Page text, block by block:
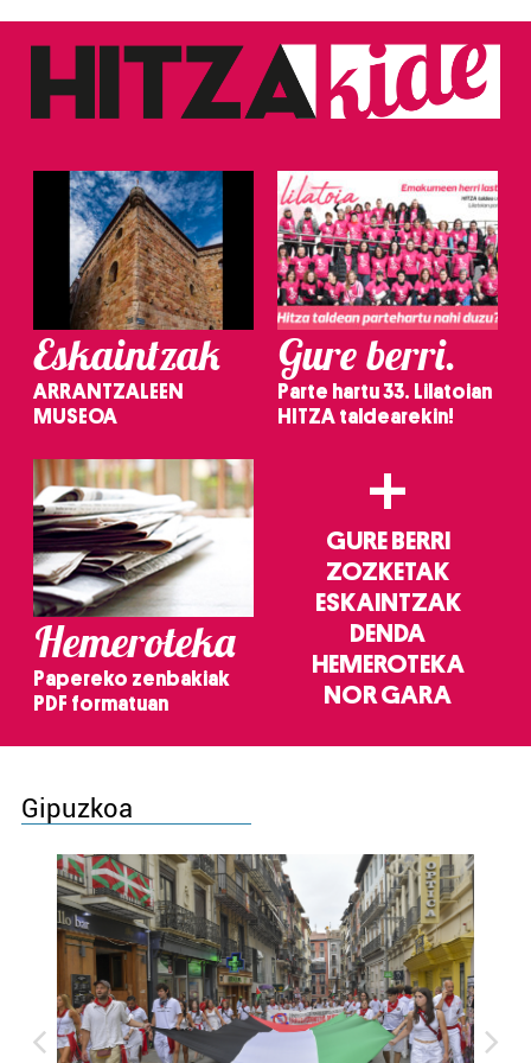
Eskaintzak
ARRANTZALEEN
MUSEOA
Gure berri.
Parte hartu 33. Lilatoian
HITZA taldearekin!
Hemeroteka
Papereko zenbakiak
PDF formatuan
+
GURE BERRI
ZOZKETAK
ESKAINTZAK
DENDA
HEMEROTEKA
NOR GARA
Gipuzkoa